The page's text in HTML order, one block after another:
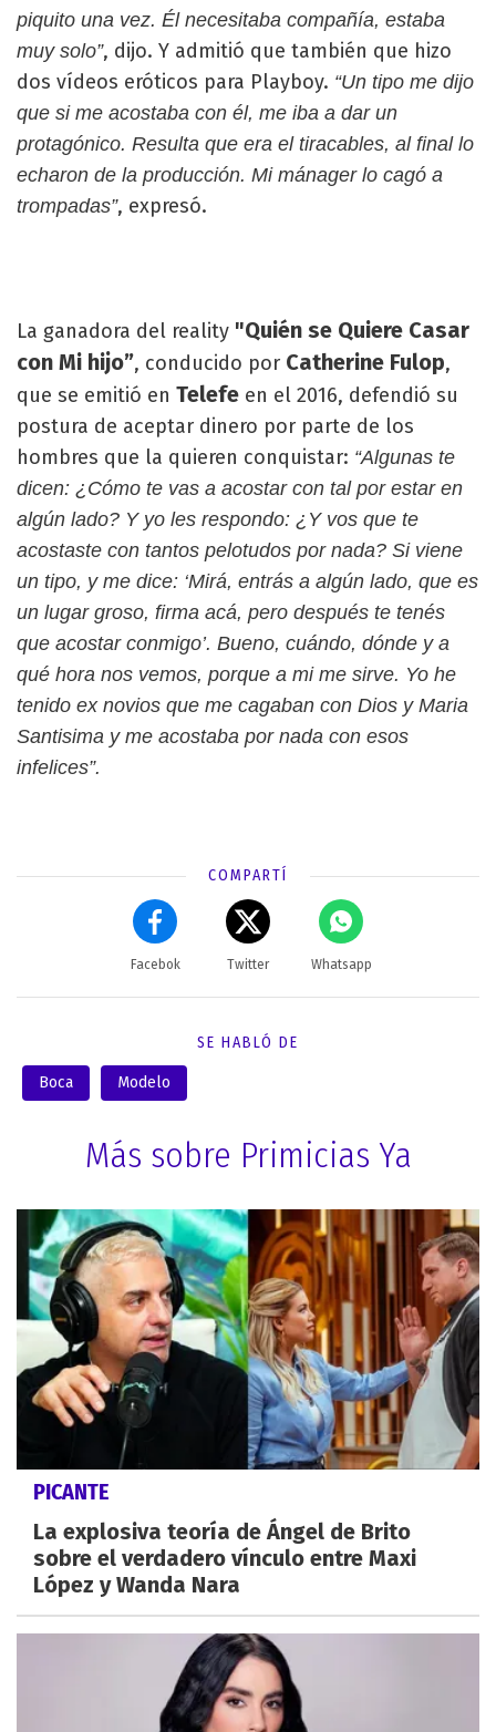
piquito una vez. Él necesitaba compañía, estaba
muy solo”, dijo. Y admitió que también que hizo
dos vídeos eróticos para Playboy. “Un tipo me dijo
que si me acostaba con él, me iba a dar un
protagónico. Resulta que era el tiracables, al final lo
echaron de la producción. Mi mánager lo cagó a
trompadas”, expresó.
La ganadora del reality "Quién se Quiere Casar
con Mi hijo”, conducido por Catherine Fulop,
que se emitió en Telefe en el 2016, defendió su
postura de aceptar dinero por parte de los
hombres que la quieren conquistar: “Algunas te
dicen: ¿Cómo te vas a acostar con tal por estar en
algún lado? Y yo les respondo: ¿Y vos que te
acostaste con tantos pelotudos por nada? Si viene
un tipo, y me dice: ‘Mirá, entrás a algún lado, que es
un lugar groso, firma acá, pero después te tenés
que acostar conmigo’. Bueno, cuándo, dónde y a
qué hora nos vemos, porque a mi me sirve. Yo he
tenido ex novios que me cagaban con Dios y Maria
Santisima y me acostaba por nada con esos
infelices”.
COMPARTÍ
Facebok Twitter Whatsapp
SE HABLÓ DE
Boca Modelo
Más sobre Primicias Ya
PICANTE
La explosiva teoría de Ángel de Brito
sobre el verdadero vínculo entre Maxi
López y Wanda Nara